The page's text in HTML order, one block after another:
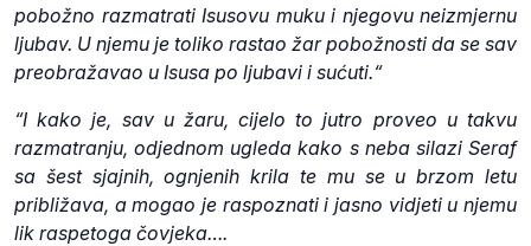
pobožno razmatrati Isusovu muku i njegovu neizmjernu
ljubav. U njemu je toliko rastao žar pobožnosti da se sav
preobražavao u Isusa po ljubavi i sućuti.“
“I kako je, sav u žaru, cijelo to jutro proveo u takvu
razmatranju, odjednom ugleda kako s neba silazi Seraf
sa šest sjajnih, ognjenih krila te mu se u brzom letu
približava, a mogao je raspoznati i jasno vidjeti u njemu
lik raspetoga čovjeka….